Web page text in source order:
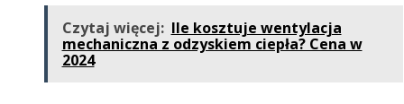
Czytaj więcej: Ile kosztuje wentylacja
mechaniczna z odzyskiem ciepła? Cena w
2024